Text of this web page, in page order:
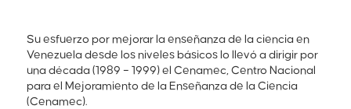
Su esfuerzo por mejorar la enseñanza de la ciencia en
Venezuela desde los niveles básicos lo llevó a dirigir por
una década (1989 – 1999) el Cenamec, Centro Nacional
para el Mejoramiento de la Enseñanza de la Ciencia
(Cenamec).